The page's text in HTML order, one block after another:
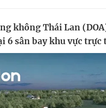
lượng cuộc sống
không Thái Lan
6 sân bay khu vực